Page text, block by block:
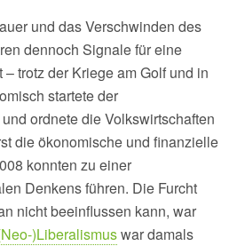
und das Verschwinden des
dennoch Signale für eine
trotz der Kriege am Golf und in
startete der
ordnete die Volkswirtschaften
die ökonomische und finanzielle
konnten zu einer
Denkens führen. Die Furcht
nicht beeinflussen kann, war
)Liberalismuswar damals